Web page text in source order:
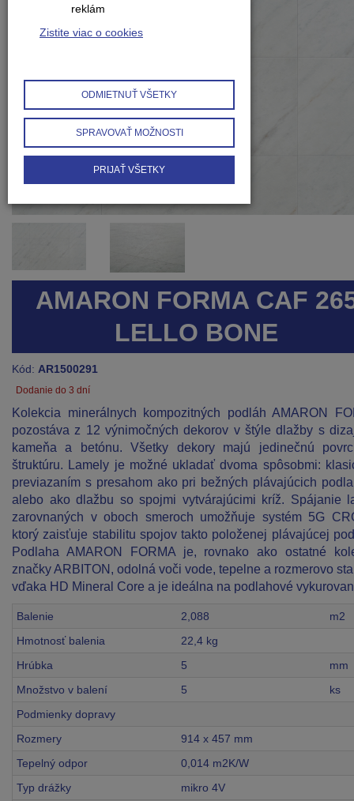
AMARON FORMA CAF
LELLO BONE
Kód: AR1500291
Dodanie do 3 dní
Kolekcia minerálnych kompozitných podláh AMARON
pozostáva z 12 výnimočných dekorov v štýle dlažby s
kameňa a betónu. Všetky dekory majú jedinečnú
štruktúru. Lamely je možné ukladať dvoma spôsobmi:
previazaním s presahom ako pri bežných plávajúcich
alebo ako dlažbu so spojmi vytvárajúcimi kríž. Spájanie
zarovnaných v oboch smeroch umožňuje systém 5G
ktorý zaisťuje stabilitu spojov takto položenej plávajúcej
Podlaha AMARON FORMA je, rovnako ako ostatné
značky ARBITON, odolná voči vode, tepelne a rozmerovo
vďaka HD Mineral Core a je ideálna na podlahové
Balenie 2,088
m2
Hmotnosť balenia
22,4 kg
Hrúbka
5
mm
Množstvo v balení
5
ks
Podmienky dopravy
Rozmery
914 x 457 mm
Tepelný odpor
0,014 m2K/W
Typ drážky
mikro 4V
reklám
Zistite viac o cookies
ODMIETNUŤ VŠETKY
SPRAVOVAŤ MOŽNOSTI
PRIJAŤ VŠETKY